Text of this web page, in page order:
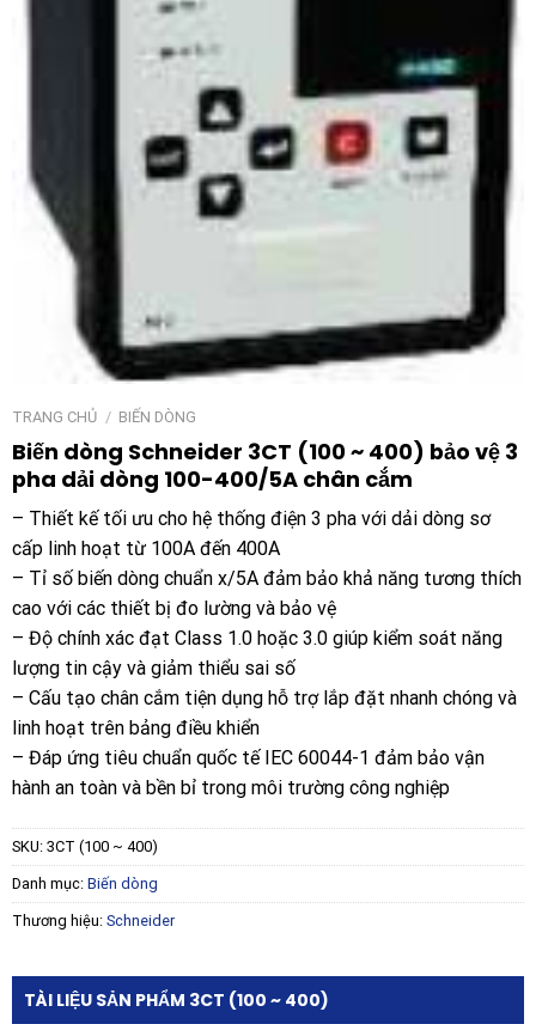
TRANG CHỦ / BIẾN DÒNG
Biến dòng Schneider 3CT (100 ~ 400) bảo vệ 3
pha dải dòng 100-400/5A chân cắm
– Thiết kế tối ưu cho hệ thống điện 3 pha với dải dòng sơ
cấp linh hoạt từ 100A đến 400A
– Tỉ số biến dòng chuẩn x/5A đảm bảo khả năng tương thích
cao với các thiết bị đo lường và bảo vệ
– Độ chính xác đạt Class 1.0 hoặc 3.0 giúp kiểm soát năng
lượng tin cậy và giảm thiểu sai số
– Cấu tạo chân cắm tiện dụng hỗ trợ lắp đặt nhanh chóng và
linh hoạt trên bảng điều khiển
– Đáp ứng tiêu chuẩn quốc tế IEC 60044-1 đảm bảo vận
hành an toàn và bền bỉ trong môi trường công nghiệp
SKU: 3CT (100 ~ 400)
Danh mục: Biến dòng
Thương hiệu: Schneider
TÀI LIỆU SẢN PHẨM 3CT (100 ~ 400)